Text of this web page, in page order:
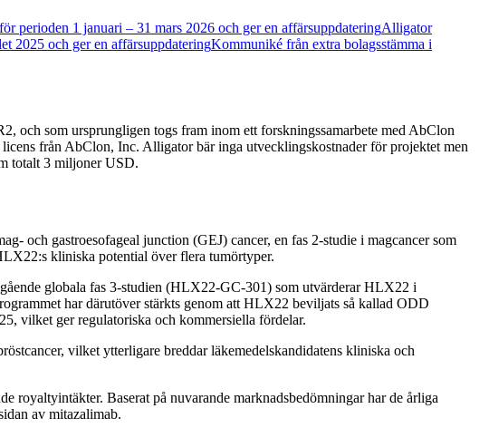
perioden 1 januari – 31 mars 2026 och ger en affärsuppdateringAlligator
2025 och ger en affärsuppdateringKommuniké från extra bolagsstämma i
och som ursprungligen togs fram inom ett forskningssamarbete med AbClon
från AbClon, Inc. Alligator bär inga utvecklingskostnader för projektet men
totalt 3 miljoner USD.
och gastroesofageal junction (GEJ) cancer, en fas 2-studie i magcancer som
kliniska potential över flera tumörtyper.
globala fas 3-studien (HLX22-GC-301) som utvärderar HLX22 i
har därutöver stärkts genom att HLX22 beviljats så kallad ODD
vilket ger regulatoriska och kommersiella fördelar.
vilket ytterligare breddar läkemedelskandidatens kliniska och
royaltyintäkter. Baserat på nuvarande marknadsbedömningar har de årliga
av mitazalimab.